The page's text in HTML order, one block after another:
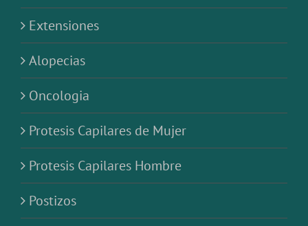
Extensiones
Alopecias
Oncologia
Protesis Capilares de Mujer
Protesis Capilares Hombre
Postizos